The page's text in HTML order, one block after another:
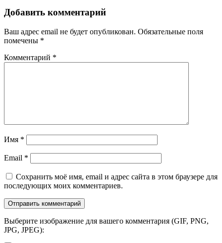
Добавить комментарий
Ваш адрес email не будет опубликован. Обязательные поля
помечены *
Комментарий *
Имя *
Email *
Сохранить моё имя, email и адрес сайта в этом браузере для
последующих моих комментариев.
Выберите изображение для вашего комментария (GIF, PNG,
JPG, JPEG):